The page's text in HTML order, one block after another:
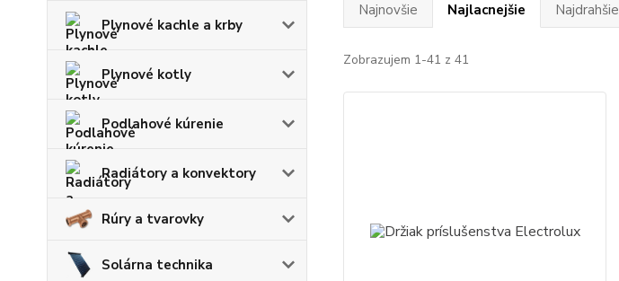
Plynové kachle a krby
Plynové kotly
Podlahové kúrenie
Radiátory a konvektory
Rúry a tvarovky
Solárna technika
Najnovšie Najlacnejšie Najdrahšie
Zobrazujem 1-41 z 41